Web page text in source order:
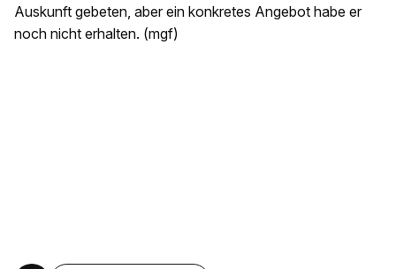
Auskunft gebeten, aber ein konkretes Angebot habe er
noch nicht erhalten. (mgf)